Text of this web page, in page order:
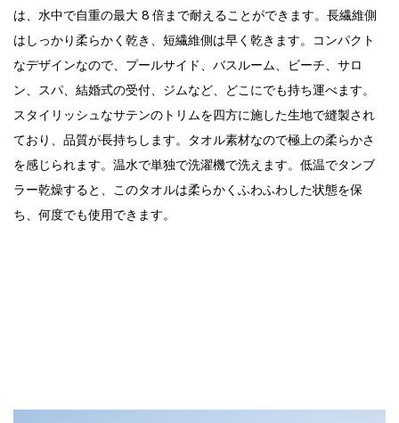
は、水中で自重の最大 8 倍まで耐えることができます。長繊維側
はしっかり柔らかく乾き、短繊維側は早く乾きます。コンパクト
なデザインなので、プールサイド、バスルーム、ビーチ、サロ
ン、スパ、結婚式の受付、ジムなど、どこにでも持ち運べます。
スタイリッシュなサテンのトリムを四方に施した生地で縫製され
ており、品質が長持ちします。タオル素材なので極上の柔らかさ
を感じられます。温水で単独で洗濯機で洗えます。低温でタンブ
ラー乾燥すると、このタオルは柔らかくふわふわした状態を保
ち、何度でも使用できます。